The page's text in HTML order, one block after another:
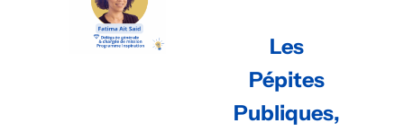
Les
Pépites
Publiques,